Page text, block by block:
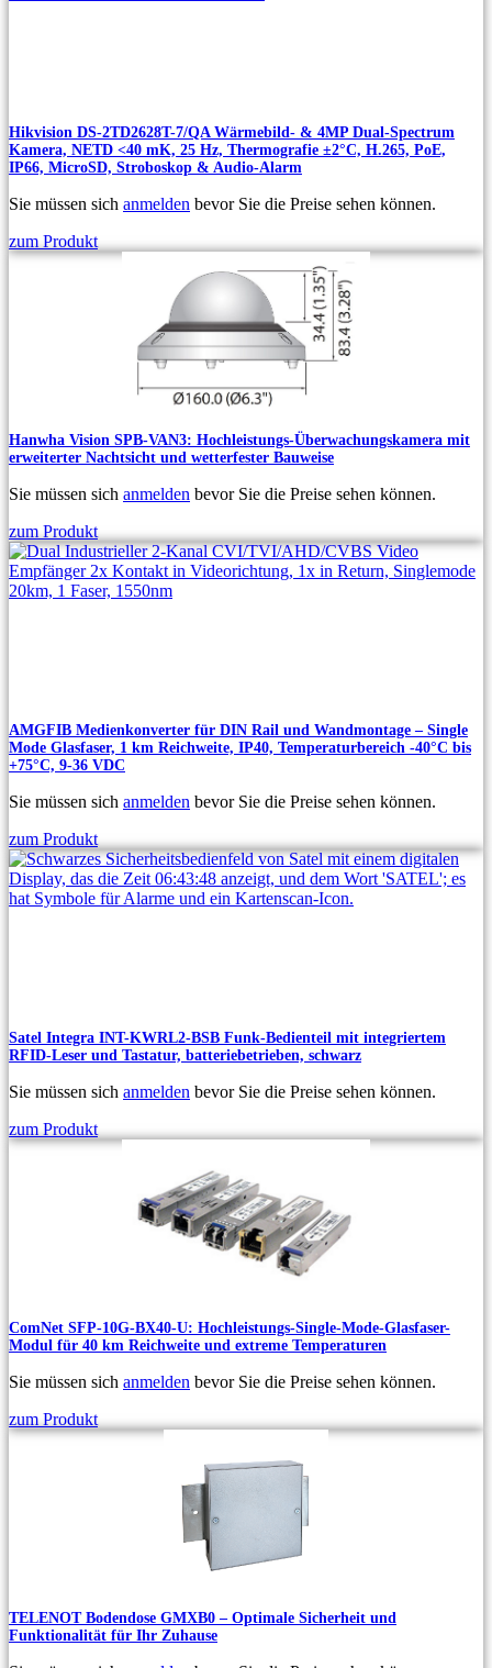
Hikvision DS-2TD2628T-7/QA Wärmebild- & 4MP Dual-Spectrum
Kamera, NETD <40 mK, 25 Hz, Thermografie ±2°C, H.265, PoE,
IP66, MicroSD, Stroboskop & Audio-Alarm
Sie müssen sich anmelden bevor Sie die Preise sehen können.
zum Produkt
Hanwha Vision SPB-VAN3: Hochleistungs-Überwachungskamera mit
erweiterter Nachtsicht und wetterfester Bauweise
Sie müssen sich anmelden bevor Sie die Preise sehen können.
zum Produkt
AMGFIB Medienkonverter für DIN Rail und Wandmontage – Single
Mode Glasfaser, 1 km Reichweite, IP40, Temperaturbereich -40°C bis
+75°C, 9-36 VDC
Sie müssen sich anmelden bevor Sie die Preise sehen können.
zum Produkt
Satel Integra INT-KWRL2-BSB Funk-Bedienteil mit integriertem
RFID-Leser und Tastatur, batteriebetrieben, schwarz
Sie müssen sich anmelden bevor Sie die Preise sehen können.
zum Produkt
ComNet SFP-10G-BX40-U: Hochleistungs-Single-Mode-Glasfaser-
Modul für 40 km Reichweite und extreme Temperaturen
Sie müssen sich anmelden bevor Sie die Preise sehen können.
zum Produkt
TELENOT Bodendose GMXB0 – Optimale Sicherheit und
Funktionalität für Ihr Zuhause